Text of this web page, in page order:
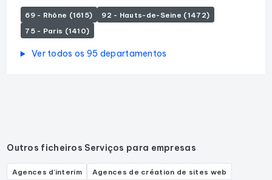
69 - Rhône (1615)
92 - Hauts-de-Seine (1472)
75 - Paris (1410)
Ver todos os 95 departamentos
Outros ficheiros Serviços para empresas
Agences d'interim
Agences de création de sites web